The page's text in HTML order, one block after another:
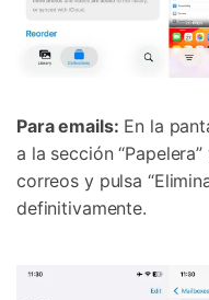
Para emails: En la
a la sección
correos y pulsa
definitivamente.